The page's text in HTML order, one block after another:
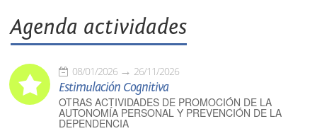
Agenda actividades
08/01/2026 26/11/2026
Estimulación Cognitiva
OTRAS ACTIVIDADES DE PROMOCIÓN DE LA
AUTONOMÍA PERSONAL Y PREVENCIÓN DE LA
DEPENDENCIA